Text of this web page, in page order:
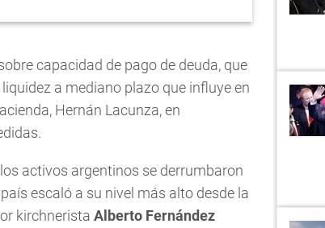
capacidad de pago de deuda, que
a mediano plazo que influye en
Hernán Lacunza, en
activos argentinos se derrumbaron
escaló a su nivel más alto desde la
kirchnerista Alberto Fernández